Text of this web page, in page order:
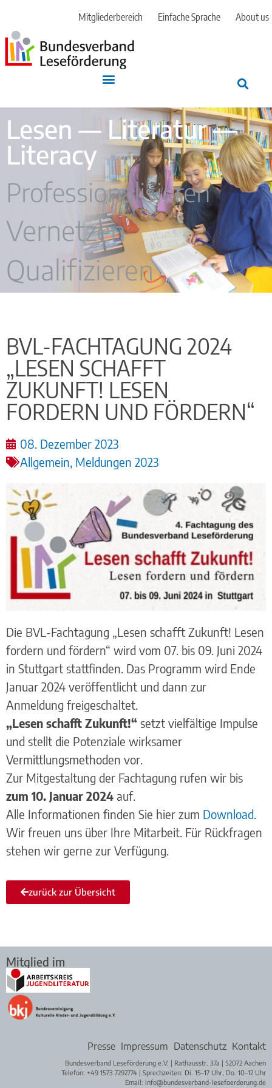
Mitgliederbereich Einfache Sprache About us
Lesen — Literatur —
Literacy
Professionalisieren
Vernetzen
Qualifizieren
BVL-FACHTAGUNG 2024
„LESEN SCHAFFT
ZUKUNFT! LESEN
FORDERN UND FÖRDERN“
08. Dezember 2023
Allgemein Meldungen 2023
Die BVL-Fachtagung „Lesen schafft Zukunft! Lesen
fordern und fördern“ wird vom 07. bis 09. Juni 2024
in Stuttgart stattfinden. Das Programm wird Ende
Januar 2024 veröffentlicht und dann zur
Anmeldung freigeschaltet.
„Lesen schafft Zukunft!“ setzt vielfältige Impulse
und stellt die Potenziale wirksamer
Vermittlungsmethoden vor.
Zur Mitgestaltung der Fachtagung rufen wir bis
zum 10. Januar 2024 auf.
Alle Informationen finden Sie hier zum Download
Wir freuen uns über Ihre Mitarbeit. Für Rückfragen
stehen wir gerne zur Verfügung.
zurück zur Übersicht
Mitglied im
Presse Impressum Datenschutz Kontakt
Bundesverband Leseförderung e.V. | Rathausstr. 37a | 52072 Aachen
Telefon: +49 1573 7292774 | Sprechzeiten: Di. 15–17 Uhr, Do. 10–12 Uhr
Email: info@bundesverband-lesefoerderung.de